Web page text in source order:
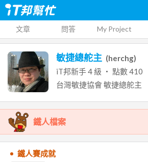
文章 問答 My Project
敏捷總舵主 (herchg)
iT邦新手4 級 ‧ 點數410
台灣敏捷協會敏捷總舵主
鐵人檔案
鐵人賽成就